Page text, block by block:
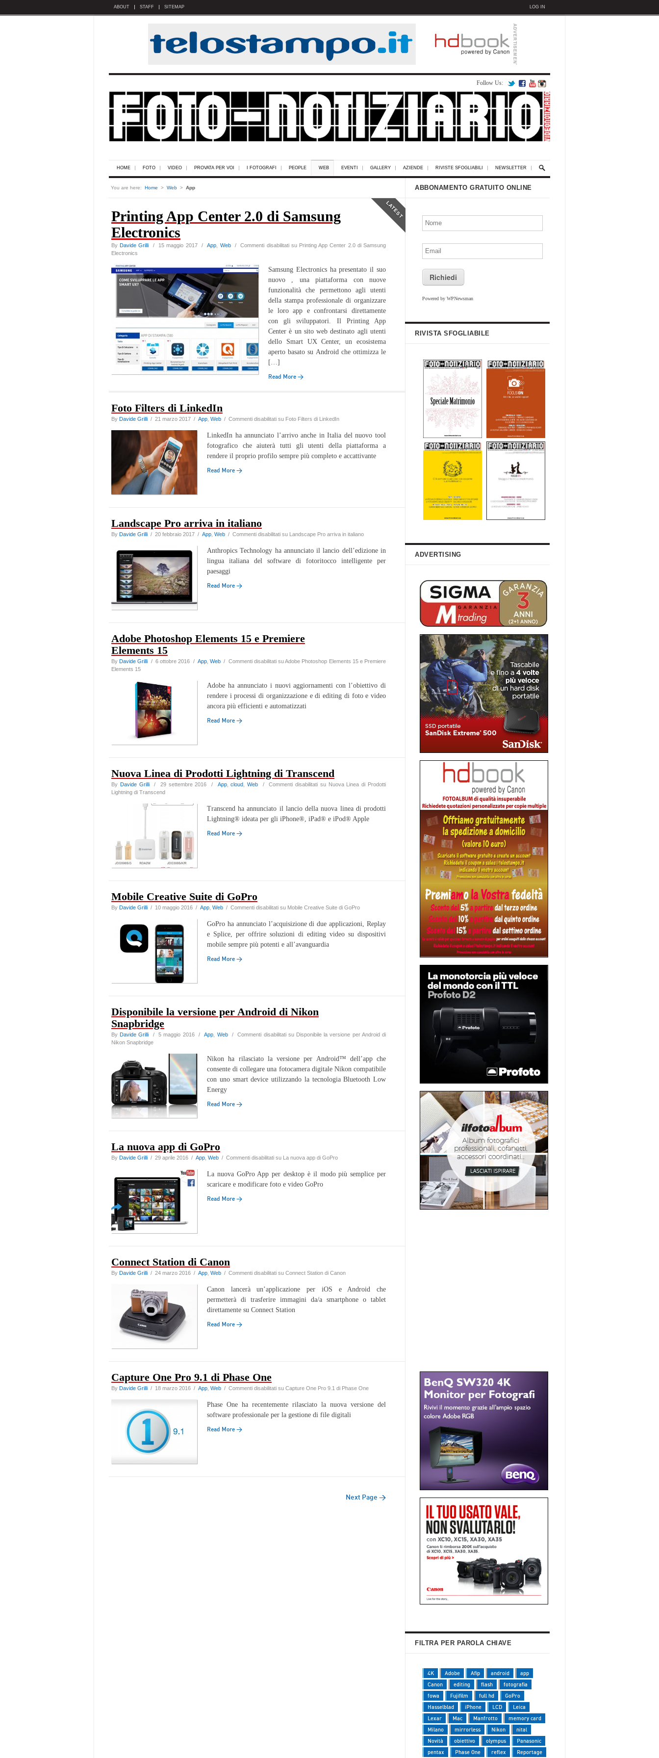
ABOUT STAFF SITEMAP LOG IN
Follow Us:
HOME FOTO VIDEO PROVATA PER VOI I FOTOGRAFI PEOPLE WEB EVENTI GALLERY AZIENDE RIVISTE SFOGLIABILI NEWSLETTER
You are here: Home > Web > App
LATEST
Printing App Center 2.0 di Samsung
Electronics
ByDavide Grilli / 15 maggio 2017 /App Web/Commenti disabilitatisu Printing App Center 2.0 di Samsung
Electronics
Samsung Electronics ha presentato il suo
nuovo , una piattaforma con nuove
funzionalità che permettono agli utenti
della stampa professionale di organizzare
le loro app e confrontarsi direttamente
con gli sviluppatori. Il Printing App
Center è un sito web destinato agli utenti
dello Smart UX Center, un ecosistema
aperto basato su Android che ottimizza le
[…]
Read More →
Foto Filters di LinkedIn
By Davide Grilli / 21 marzo 2017 / App Web / Commenti disabilitati su Foto Filters di LinkedIn
LinkedIn ha annunciato l’arrivo anche in Italia del nuovo tool
fotografico che aiuterà tutti gli utenti della piattaforma a
rendere il proprio profilo sempre più completo e accattivante
Read More →
Landscape Pro arriva in italiano
By Davide Grilli / 20 febbraio 2017 / App Web / Commenti disabilitati su Landscape Pro arriva in italiano
Anthropics Technology ha annunciato il lancio dell’edizione in
lingua italiana del software di fotoritocco intelligente per
paesaggi
Read More →
Adobe Photoshop Elements 15 e Premiere
Elements 15
ByDavide Grilli / 6 ottobre 2016 / App,Web / Commenti disabilitatisu Adobe Photoshop Elements 15 e Premiere
Elements 15
Adobe ha annunciato i nuovi aggiornamenti con l’obiettivo di
rendere i processi di organizzazione e di editing di foto e video
ancora più efficienti e automatizzati
Read More →
Nuova Linea di Prodotti Lightning di Transcend
By Davide Grilli/ 29 settembre 2016 / App,cloud ,Web /Commenti disabilitati su Nuova Linea di Prodotti
Lightning di Transcend
Transcend ha annunciato il lancio della nuova linea di prodotti
Lightning® ideata per gli iPhone®, iPad® e iPod® Apple
Read More →
Mobile Creative Suite di GoPro
By Davide Grilli / 10 maggio 2016 / App Web / Commenti disabilitati su Mobile Creative Suite di GoPro
GoPro ha annunciato l’acquisizione di due applicazioni, Replay
e Splice, per offrire soluzioni di editing video su dispositivi
mobile sempre più potenti e all’avanguardia
Read More →
Disponibile la versione per Android di Nikon
Snapbridge
ByDavide Grilli / 5 maggio 2016 /App Web/Commenti disabilitatisu Disponibile la versione per Android di
Nikon Snapbridge
Nikon ha rilasciato la versione per Android™ dell’app che
consente di collegare una fotocamera digitale Nikon compatibile
con uno smart device utilizzando la tecnologia Bluetooth Low
Energy
Read More →
La nuova app di GoPro
By Davide Grilli / 29 aprile 2016 / App Web / Commenti disabilitati su La nuova app di GoPro
La nuova GoPro App per desktop è il modo più semplice per
scaricare e modificare foto e video GoPro
Read More →
Connect Station di Canon
By Davide Grilli / 24 marzo 2016 / App Web / Commenti disabilitati su Connect Station di Canon
Canon lancerà un’applicazione per iOS e Android che
permetterà di trasferire immagini da/a smartphone o tablet
direttamente su Connect Station
Read More →
Capture One Pro 9.1 di Phase One
By Davide Grilli / 18 marzo 2016 / App Web / Commenti disabilitati su Capture One Pro 9.1 di Phase One
Phase One ha recentemente rilasciato la nuova versione del
software professionale per la gestione di file digitali
Read More →
Next Page →
ABBONAMENTO GRATUITO ONLINE
Richiedi
Powered by WPNewsman
RIVISTA SFOGLIABILE
ADVERTISING
FILTRA PER PAROLA CHIAVE
4K Adobe Afip android
app
Canon
editing flash
fotografia
fowa
Fujifilm full hd
GoPro
Hasselblad
iPhone LCD
Leica
Lexar
Mac Manfrotto
memory card
Milano
mirrorless Nikon
nital
Novità
obiettivo olympus
Panasonic
pentax
Phase One reflex Reportage